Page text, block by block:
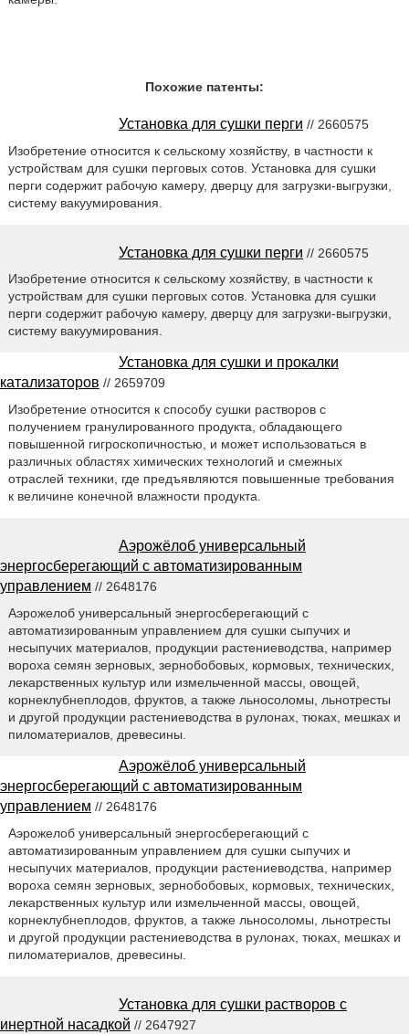
Похожие патенты:
Установка для сушки перги // 2660575
Изобретение относится к сельскому хозяйству, в частности к
устройствам для сушки перговых сотов. Установка для сушки
перги содержит рабочую камеру, дверцу для загрузки-выгрузки,
систему вакуумирования.
Установка для сушки перги // 2660575
Изобретение относится к сельскому хозяйству, в частности к
устройствам для сушки перговых сотов. Установка для сушки
перги содержит рабочую камеру, дверцу для загрузки-выгрузки,
систему вакуумирования.
Установка для сушки и прокалки
катализаторов // 2659709
Изобретение относится к способу сушки растворов с
получением гранулированного продукта, обладающего
повышенной гигроскопичностью, и может использоваться в
различных областях химических технологий и смежных
отраслей техники, где предъявляются повышенные требования
к величине конечной влажности продукта.
Аэрожёлоб универсальный
энергосберегающий с автоматизированным
управлением // 2648176
Аэрожелоб универсальный энергосберегающий с
автоматизированным управлением для сушки сыпучих и
несыпучих материалов, продукции растениеводства, например
вороха семян зерновых, зернобобовых, кормовых, технических,
лекарственных культур или измельченной массы, овощей,
корнеклубнеплодов, фруктов, а также льносоломы, льнотресты
и другой продукции растениеводства в рулонах, тюках, мешках и
пиломатериалов, древесины.
Аэрожёлоб универсальный
энергосберегающий с автоматизированным
управлением // 2648176
Аэрожелоб универсальный энергосберегающий с
автоматизированным управлением для сушки сыпучих и
несыпучих материалов, продукции растениеводства, например
вороха семян зерновых, зернобобовых, кормовых, технических,
лекарственных культур или измельченной массы, овощей,
корнеклубнеплодов, фруктов, а также льносоломы, льнотресты
и другой продукции растениеводства в рулонах, тюках, мешках и
пиломатериалов, древесины.
Установка для сушки растворов с
инертной насадкой // 2647927